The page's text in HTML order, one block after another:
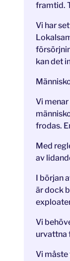
framtid.
Vi har
kan det
Vi
frodas.
Med
av
I början
är dock
Vi
urvattna
Vi